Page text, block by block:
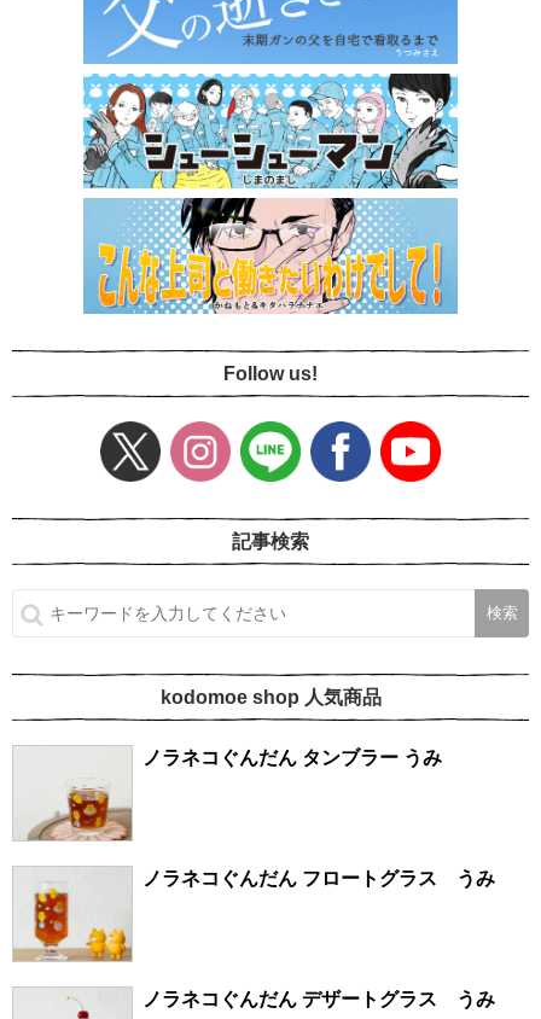
Follow us!
記事検索
kodomoe shop 人気商品
ノラネコぐんだん タンブラー うみ
ノラネコぐんだん フロートグラス うみ
ノラネコぐんだん デザートグラス うみ